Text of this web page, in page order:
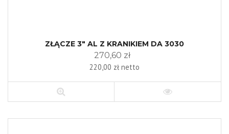
ZŁĄCZE 3" AL Z KRANIKIEM DA 3030
270,60 zł
220,00 zł netto